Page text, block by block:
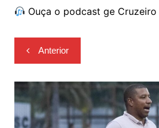
Ouça o podcast ge Cruzeiro
Navegação
de
Post
Anterior